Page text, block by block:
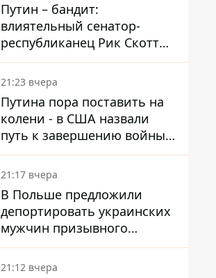
Путин – бандит:
влиятельный сенатор-
республиканец Рик Скотт
призвал Конгресс привлечь
РФ к ответственности за
войну в Украине
21:23 вчера
Путина пора поставить на
колени - в США назвали
путь к завершению войны -
National Security Journal
21:17 вчера
В Польше предложили
депортировать украинских
мужчин призывного
возраста - кого это может
затронуть
21:12 вчера